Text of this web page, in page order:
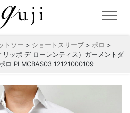
トソー > ショートスリーブ> ポロ >
リッポ デ ローレンティス）ガーメントダ
ロ PLMCBAS03 12121000109